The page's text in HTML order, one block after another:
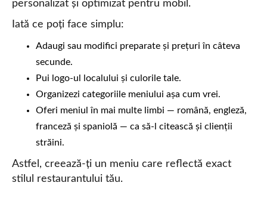
personalizat și optimizat pentru mobil.
Iată ce poți face simplu:
Adaugi sau modifici preparate și prețuri în câteva
secunde.
Pui logo-ul localului și culorile tale.
Organizezi categoriile meniului așa cum vrei.
Oferi meniul în mai multe limbi — română, engleză,
franceză și spaniolă — ca să-l citească și clienții
străini.
Astfel, creează-ți un meniu care reflectă exact
stilul restaurantului tău.